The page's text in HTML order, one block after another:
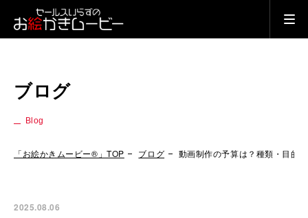
ブログ
Blog
「お絵かきムービー®」TOP ブログ 動画制作の予算は？種類・目的
2025.08.06